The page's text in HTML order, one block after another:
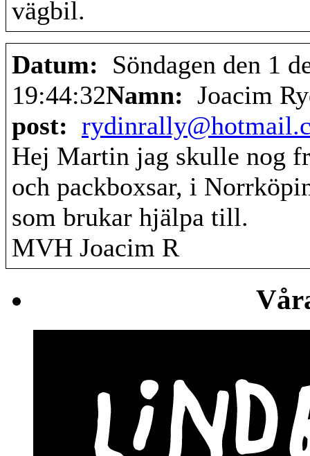
vägbil.
Datum: Söndagen den 1
19:44:32Namn: Joacim
post:
Hej Martin jag skulle nog
och packboxsar, i
som brukar hjälpa till.
MVH Joacim R